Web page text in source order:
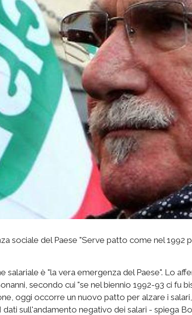
sociale del Paese "Serve patto come nel 1992
salariale è "la vera emergenza del Paese". Lo
secondo cui "se nel biennio 1992-93 ci fu
oggi occorre un nuovo patto per alzare i salari,
sull'andamento negativo dei salari - spiega